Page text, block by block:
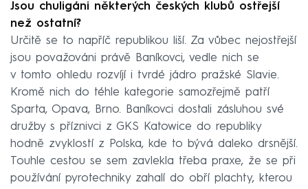
Jsou chuligáni některých českých klubů ostřejší
než ostatní?
Určitě se to napříč republikou liší. Za vůbec nejostřejší
jsou považováni právě Baníkovci, vedle nich se
v tomto ohledu rozvíjí i tvrdé jádro pražské Slavie.
Kromě nich do téhle kategorie samozřejmě patří
Sparta, Opava, Brno. Baníkovci dostali zásluhou své
družby s příznivci z GKS Katowice do republiky
hodně zvyklostí z Polska, kde to bývá daleko drsnější.
Touhle cestou se sem zavlekla třeba praxe, že se při
používání pyrotechniky zahalí do obří plachty, kterou